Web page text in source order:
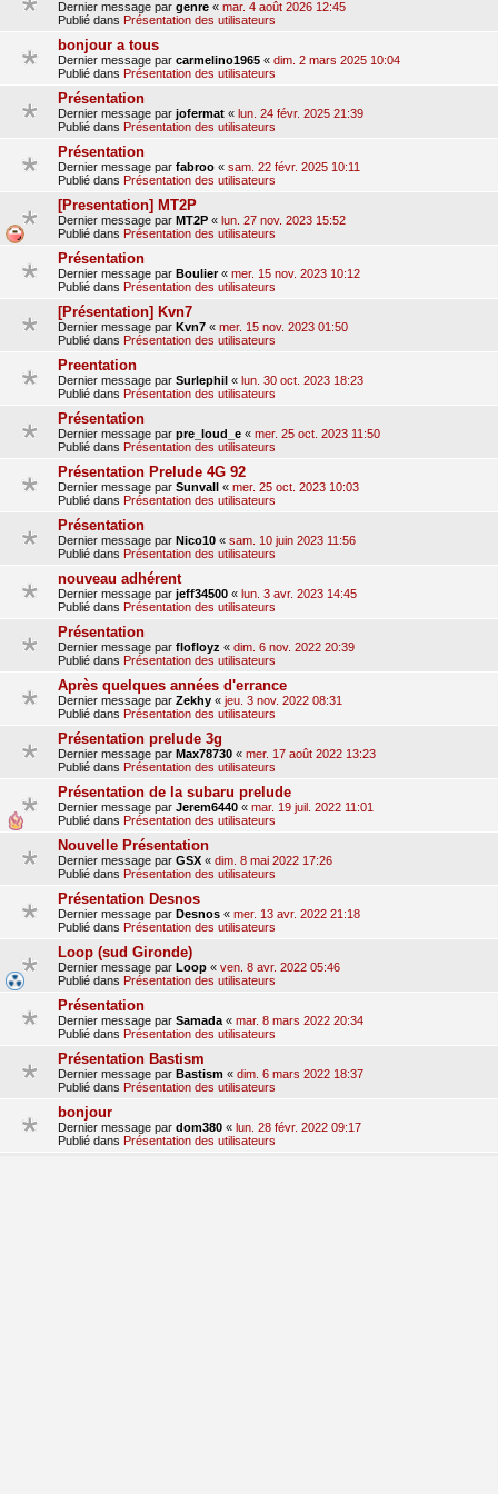
Dernier message par genre « mar. 4 août 2026 12:45
Publié dans Présentation des utilisateurs
bonjour a tous
Dernier message par carmelino1965 « dim. 2 mars 2025 10:04
Publié dans Présentation des utilisateurs
Présentation
Dernier message par jofermat « lun. 24 févr. 2025 21:39
Publié dans Présentation des utilisateurs
Présentation
Dernier message par fabroo « sam. 22 févr. 2025 10:11
Publié dans Présentation des utilisateurs
[Presentation] MT2P
Dernier message par MT2P « lun. 27 nov. 2023 15:52
Publié dans Présentation des utilisateurs
Présentation
Dernier message par Boulier« mer. 15 nov. 2023 10:12
Publié dans Présentation des utilisateurs
[Présentation] Kvn7
Dernier message par Kvn7 « mer. 15 nov. 2023 01:50
Publié dans Présentation des utilisateurs
Preentation
Dernier message par Surlephil « lun. 30 oct. 2023 18:23
Publié dans Présentation des utilisateurs
Présentation
Dernier message par pre_loud_e « mer. 25 oct. 2023 11:50
Publié dans Présentation des utilisateurs
Présentation Prelude 4G 92
Dernier message par Sunvall « mer. 25 oct. 2023 10:03
Publié dans Présentation des utilisateurs
Présentation
Dernier message par Nico10 « sam. 10 juin 2023 11:56
Publié dans Présentation des utilisateurs
nouveau adhérent
Dernier message par jeff34500 « lun. 3 avr. 2023 14:45
Publié dans Présentation des utilisateurs
Présentation
Dernier message par flofloyz « dim. 6 nov. 2022 20:39
Publié dans Présentation des utilisateurs
Après quelques années d'errance
Dernier message par Zekhy « jeu. 3 nov. 2022 08:31
Publié dans Présentation des utilisateurs
Présentation prelude 3g
Dernier message par Max78730 « mer. 17 août 2022 13:23
Publié dans Présentation des utilisateurs
Présentation de la subaru prelude
Dernier message par Jerem6440 « mar. 19 juil. 2022 11:01
Publié dans Présentation des utilisateurs
Nouvelle Présentation
Dernier message par GSX « dim. 8 mai 2022 17:26
Publié dans Présentation des utilisateurs
Présentation Desnos
Dernier message par Desnos « mer. 13 avr. 2022 21:18
Publié dans Présentation des utilisateurs
Loop (sud Gironde)
Dernier message par Loop « ven. 8 avr. 2022 05:46
Publié dans Présentation des utilisateurs
Présentation
Dernier message par Samada « mar. 8 mars 2022 20:34
Publié dans Présentation des utilisateurs
Présentation Bastism
Dernier message par Bastism « dim. 6 mars 2022 18:37
Publié dans Présentation des utilisateurs
bonjour
Dernier message par dom380 « lun. 28 févr. 2022 09:17
Publié dans Présentation des utilisateurs